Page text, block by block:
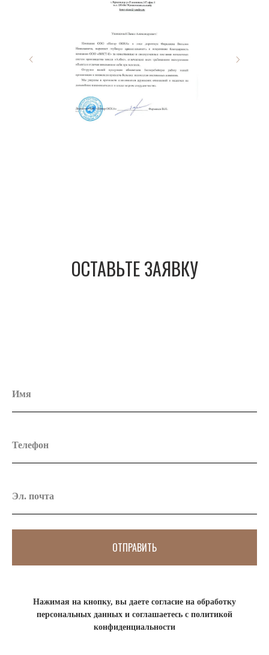
ОСТАВЬТЕ ЗАЯВКУ
ОТПРАВИТЬ
Нажимая на кнопку, вы даете согласие на обработку
персональных данных и соглашаетесь c политикой
конфиденциальности